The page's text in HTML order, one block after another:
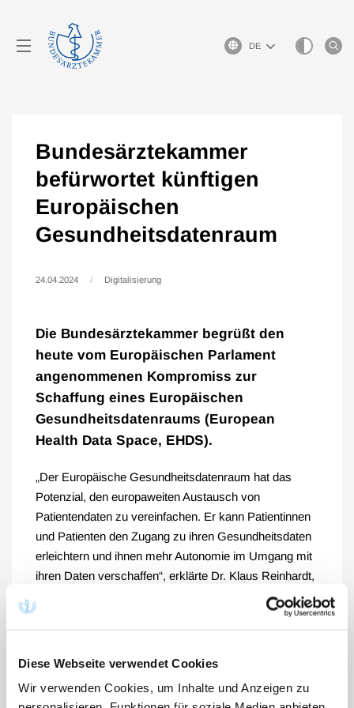
Diese Webseite verwendet Cookies
Wir verwenden Cookies, um Inhalte und Anzeigen zu
Sprachauswahl
Bundesärztekammer
befürwortet künftigen
Europäischen
Gesundheitsdatenraum
24.04.2024 Digitalisierung
Die Bundesärztekammer begrüßt den
heute vom Europäischen Parlament
angenommenen Kompromiss zur
Schaffung eines Europäischen
Gesundheitsdatenraums (European
Health Data Space, EHDS).
„Der Europäische Gesundheitsdatenraum hat das
Potenzial, den europaweiten Austausch von
Patientendaten zu vereinfachen. Er kann Patientinnen
und Patienten den Zugang zu ihren Gesundheitsdaten
erleichtern und ihnen mehr Autonomie im Umgang mit
ihren Daten verschaffen“, erklärte Dr. Klaus Reinhardt,
Präsident der Bundesärztekammer (BÄK). „Das
Europäische Parlament und der Rat haben den
Vorschlag der Kommission erheblich verbessert. Erst
ihre Daten gerecht“. Wichtig sei, dass die Verordnung